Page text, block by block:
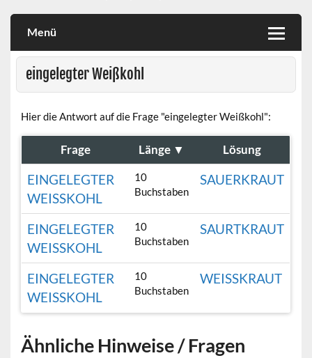
Menü
eingelegter Weißkohl
Hier die Antwort auf die Frage "eingelegter Weißkohl":
Frage Länge ▼ Lösung
EINGELEGTER
WEISSKOHL
10
Buchstaben
SAUERKRAUT
EINGELEGTER
WEISSKOHL
10
Buchstaben
SAURTKRAUT
EINGELEGTER
WEISSKOHL
10
Buchstaben
WEISSKRAUT
Ähnliche Hinweise / Fragen